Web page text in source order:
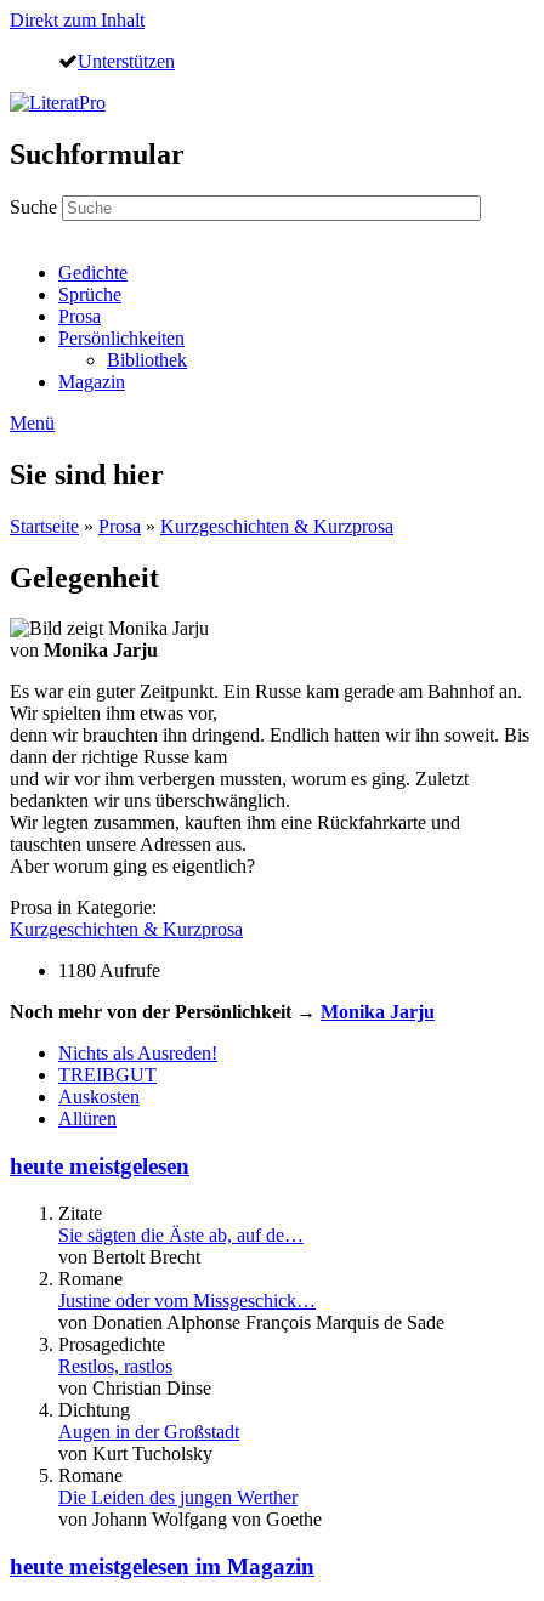
Direkt zum Inhalt
Unterstützen
Suchformular
Suche
Gedichte
Sprüche
Prosa
Persönlichkeiten
Bibliothek
Magazin
Menü
Sie sind hier
Startseite » Prosa » Kurzgeschichten & Kurzprosa
Gelegenheit
von Monika Jarju
Es war ein guter Zeitpunkt. Ein Russe kam gerade am Bahnhof an.
Wir spielten ihm etwas vor,
denn wir brauchten ihn dringend. Endlich hatten wir ihn soweit. Bis
dann der richtige Russe kam
und wir vor ihm verbergen mussten, worum es ging. Zuletzt
bedankten wir uns überschwänglich.
Wir legten zusammen, kauften ihm eine Rückfahrkarte und
tauschten unsere Adressen aus.
Aber worum ging es eigentlich?
Prosa in Kategorie:
Kurzgeschichten & Kurzprosa
1180 Aufrufe
Noch mehr von der Persönlichkeit → Monika Jarju
Nichts als Ausreden!
TREIBGUT
Auskosten
Allüren
heute meistgelesen
Zitate
Sie sägten die Äste ab, auf de…
von Bertolt Brecht
Romane
Justine oder vom Missgeschick…
von Donatien Alphonse François Marquis de Sade
Prosagedichte
Restlos, rastlos
von Christian Dinse
Dichtung
Augen in der Großstadt
von Kurt Tucholsky
Romane
Die Leiden des jungen Werther
von Johann Wolfgang von Goethe
heute meistgelesen im Magazin